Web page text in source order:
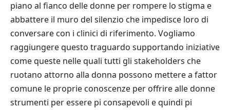
piano al fianco delle donne per rompere lo stigma e
abbattere il muro del silenzio che impedisce loro di
conversare con i clinici di riferimento. Vogliamo
raggiungere questo traguardo supportando iniziative
come queste nelle quali tutti gli stakeholders che
ruotano attorno alla donna possono mettere a fattor
comune le proprie conoscenze per offrire alle donne
strumenti per essere pi consapevoli e quindi pi